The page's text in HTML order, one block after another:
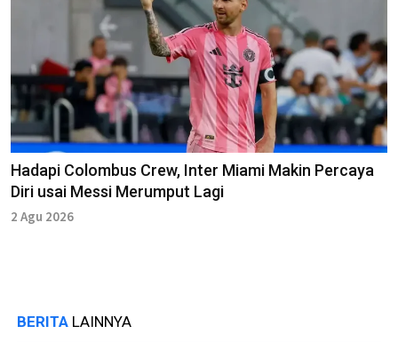
Hadapi Colombus Crew, Inter Miami Makin Percaya
Diri usai Messi Merumput Lagi
2 Agu 2026
BERITA LAINNYA